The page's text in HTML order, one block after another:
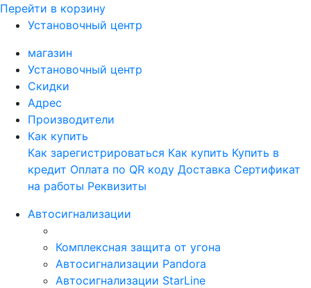
Перейти в корзину
Установочный центр
магазин
Установочный центр
Скидки
Адрес
Производители
Как купить
Как зарегистрироваться Как купить Купить в
кредит Оплата по QR коду Доставка Сертификат
на работы Реквизиты
Автосигнализации
Комплексная защита от угона
Автосигнализации Pandora
Автосигнализации StarLine